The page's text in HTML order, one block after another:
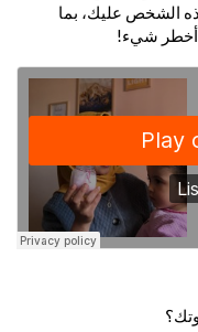
الشخص عليك، بما
أخطر شيء!